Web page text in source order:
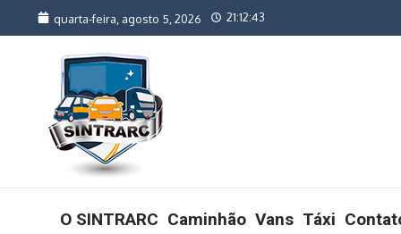
Ir para o conteúdo
quarta-feira, agosto 5, 2026 21:12:43
O SINTRARC Caminhão Vans Táxi